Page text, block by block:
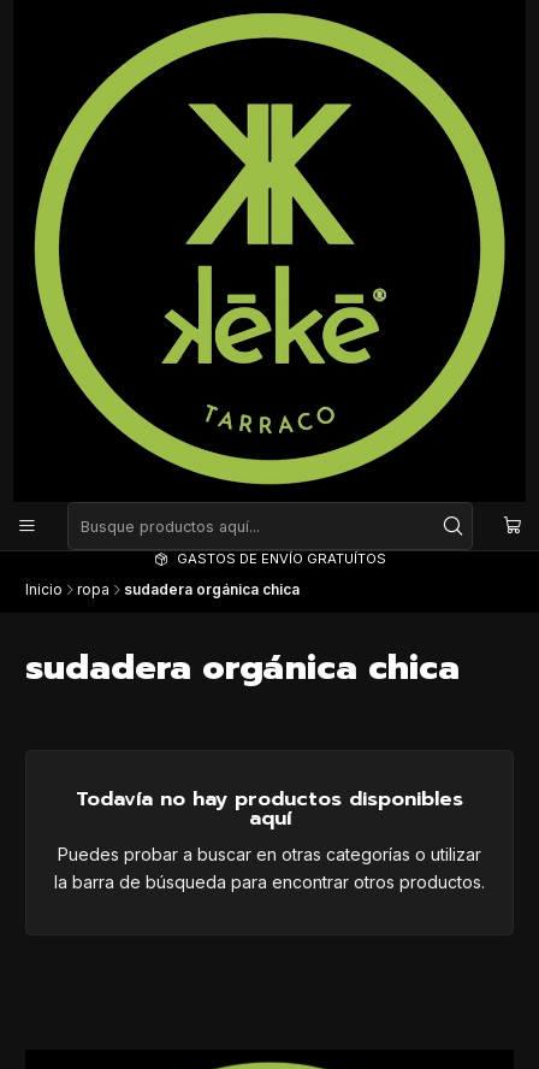
GASTOS DE ENVÍO GRATUÍTOS
Inicio ropa sudadera orgánica chica
sudadera orgánica chica
Todavía no hay productos disponibles
aquí
Puedes probar a buscar en otras categorías o utilizar
la barra de búsqueda para encontrar otros productos.